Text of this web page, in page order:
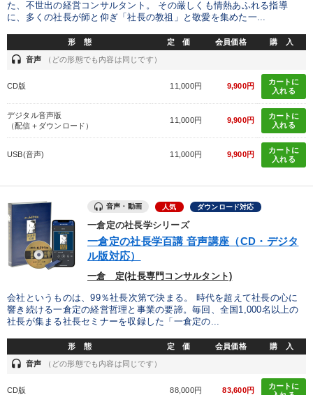
た、不世出の経営コンサルタント。 その厳しくも情熱あふれる指導
に、多くの社長が師と仰ぎ「社長の教祖」と敬愛を集めた一...
形 態 定 価 会員価格 購 入
headset 音声 （どの形態でも内容は同じです）
CD版 11,000円 9,900円
カートに
入れる
デジタル音声版
（配信＋ダウンロード）
11,000円 9,900円
カートに
入れる
USB(音声) 11,000円 9,900円
カートに
入れる
音声・動画 人気 ダウンロード対応
一倉定の社長学シリーズ
一倉定の社長学百講 音声講座（CD・デジタ
ル版対応）
一倉 定(社長専門コンサルタント)
会社というものは、99％社長次第で決まる。 時代を超えて社長の心に
響き続ける一倉定の経営哲理と事業の要諦。毎回、全国1,000名以上の
社長が集まる社長セミナーを収録した「一倉定の...
形 態 定 価 会員価格 購 入
headset 音声 （どの形態でも内容は同じです）
CD版 88,000円 83,600円
カートに